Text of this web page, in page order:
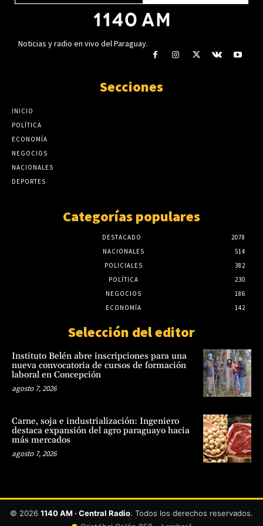
Noticias y radio en vivo del Paraguay.
Secciones
INICIO
POLÍTICA
ECONOMÍA
NEGOCIOS
NACIONALES
DEPORTES
Categorías populares
DESTACADO
2078
NACIONALES
514
POLICIALES
382
POLÍTICA
230
NEGOCIOS
186
ECONOMÍA
142
Selección del editor
Instituto Belén abre inscripciones para una
nueva convocatoria de cursos de formación
laboral en Concepción
agosto 7, 2026
Carne, soja e industrialización: Ingeniero
destaca expansión del agro paraguayo hacia
más mercados
agosto 7, 2026
© 2026 1140 AM · Central Radio. Todos los derechos reservados.